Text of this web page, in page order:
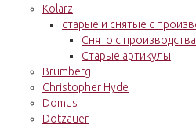
Kolarz
старые и снятые с
Снято с производства
Старые артикулы
Brumberg
Christopher Hyde
Domus
Dotzauer